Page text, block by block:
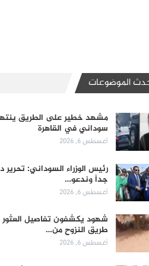
الموضوعات
مشهد خطير على الطريق
سوداني في القاهرة
أغسطس 6, 2026
رئيس الوزراء السوداني: تحرير
جداً وندعو…
أغسطس 6, 2026
طريق النزوح من…
أغسطس 6, 2026